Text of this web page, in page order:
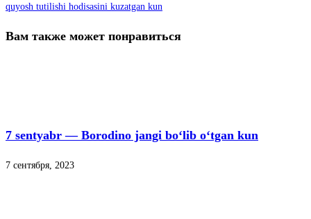
quyosh tutilishi hodisasini kuzatgan kun
Вам также может понравиться
7 sentyabr — Borodino jangi bo‘lib o‘tgan kun
7 сентября, 2023